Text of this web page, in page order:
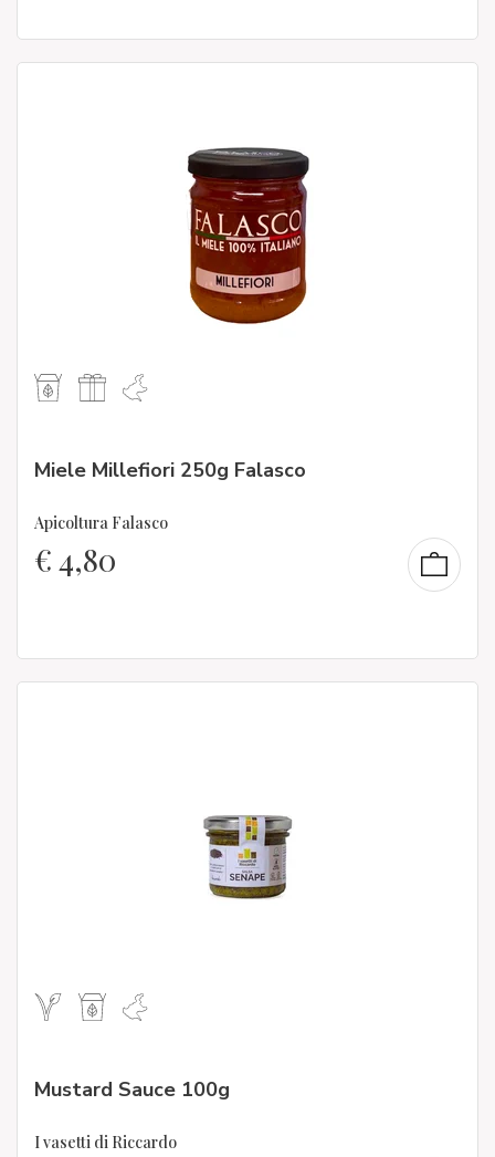
Miele Millefiori 250g Falasco
Apicoltura Falasco
€4,80
Mustard Sauce 100g
I vasetti di Riccardo